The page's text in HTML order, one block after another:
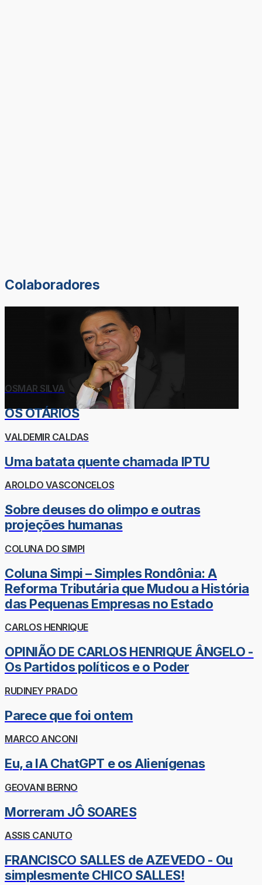
Colaboradores
OSMAR SILVA
OS OTÁRIOS
VALDEMIR CALDAS
Uma batata quente chamada IPTU
AROLDO VASCONCELOS
Sobre deuses do olimpo e outras
projeções humanas
COLUNA DO SIMPI
Coluna Simpi – Simples Rondônia: A
Reforma Tributária que Mudou a História
das Pequenas Empresas no Estado
CARLOS HENRIQUE
OPINIÃO DE CARLOS HENRIQUE ÂNGELO -
Os Partidos políticos e o Poder
RUDINEY PRADO
Parece que foi ontem
MARCO ANCONI
Eu, a IA ChatGPT e os Alienígenas
GEOVANI BERNO
Morreram JÔ SOARES
ASSIS CANUTO
FRANCISCO SALLES de AZEVEDO - Ou
simplesmente CHICO SALLES!